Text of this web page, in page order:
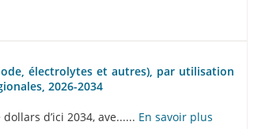
électrolytes et autres), par utilisation
2026-2034
d’ici 2034, ave...... En savoir plus